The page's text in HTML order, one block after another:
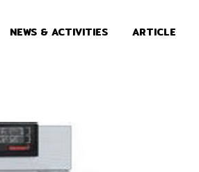
NEWS & ACTIVITIES ARTICLE